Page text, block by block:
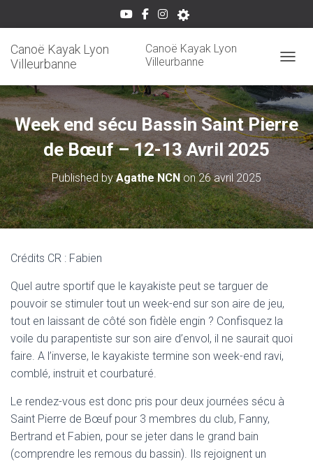
Canoë Kayak Lyon
Villeurbanne
Canoë Kayak Lyon
Villeurbanne
Week end sécu Bassin Saint Pierre
de Bœuf – 12-13 Avril 2025
Published byAgathe NCNon26 avril 2025
Crédits CR : Fabien
Quel autre sportif que le kayakiste peut se targuer de
pouvoir se stimuler tout un week-end sur son aire de jeu,
tout en laissant de côté son fidèle engin ? Confisquez la
voile du parapentiste sur son aire d’envol, il ne saurait quoi
faire. A l’inverse, le kayakiste termine son week-end ravi,
comblé, instruit et courbaturé.
Le rendez-vous est donc pris pour deux journées sécu à
Saint Pierre de Bœuf pour 3 membres du club, Fanny,
Bertrand et Fabien, pour se jeter dans le grand bain
(comprendre les remous du bassin). Ils rejoignent un